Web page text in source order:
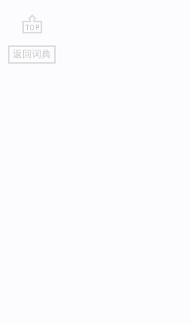
go
top
返回词典